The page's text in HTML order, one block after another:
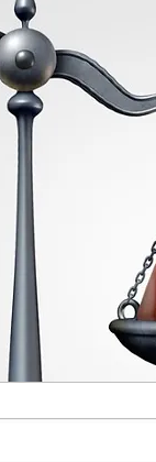
seu
Após análise,